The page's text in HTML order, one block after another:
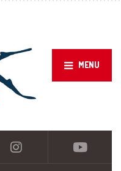
MENU